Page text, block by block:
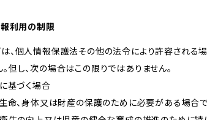
利用の制限
は、個人情報保護法その他の法令により許容され
但し、次の場合はこの限りではありません。
に基づく場合
生命、身体又は財産の保護のために必要がある場合